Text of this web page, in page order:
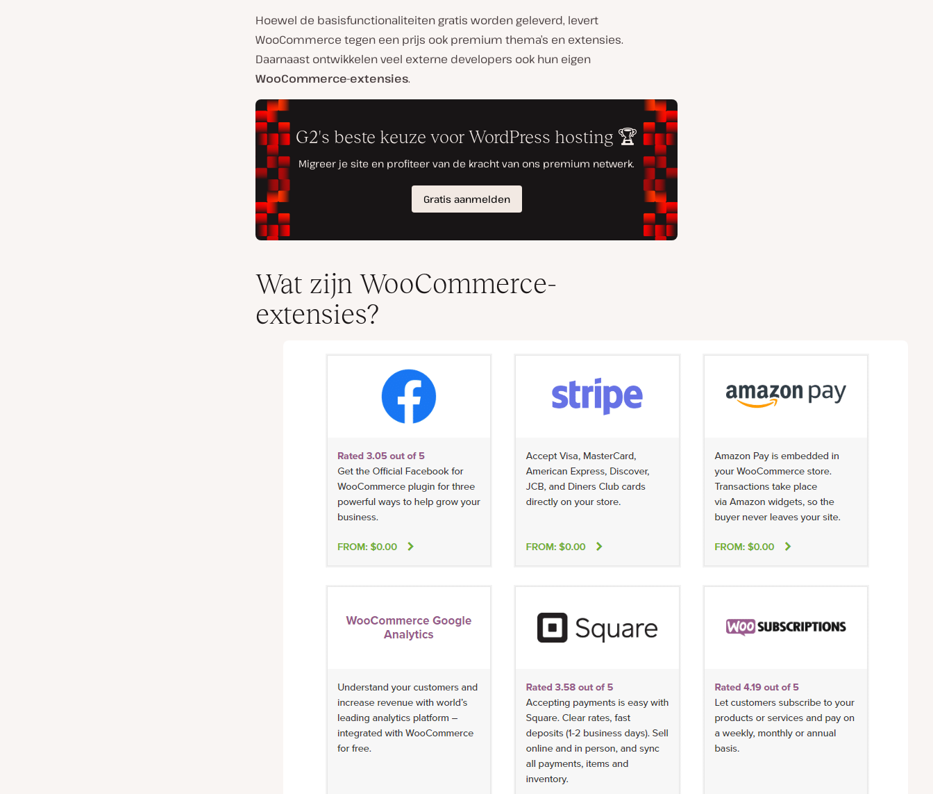
Hoewel de basisfunctionaliteiten gratis worden geleverd, levert
WooCommerce tegen een prijs ook premium thema’s en extensies.
Daarnaast ontwikkelen veel externe developers ook hun eigen
WooCommerce-extensies.
Wat zijn WooCommerce-
extensies?